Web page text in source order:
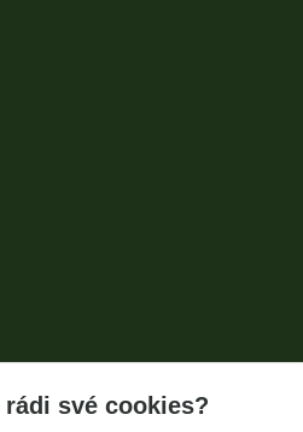
rádi své cookies?